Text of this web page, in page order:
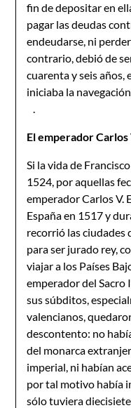
fin de depositar en
pagar las deudas
endeudarse, ni
contrario, debió de
cuarenta y seis años,
iniciaba la
.
El emperador
Si la vida de
1524, por aquellas
emperador Carlos V.
España en 1517 y
recorrió las ciudades
para ser jurado rey,
viajar a los Países
emperador del Sacro
sus súbditos,
valencianos,
descontento: no
del monarca
imperial, ni habían
por tal motivo había
sólo tuviera